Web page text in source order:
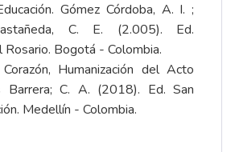
Gómez Córdoba, A. I. ;
C. E. (2.005). Ed.
Rosario. Bogotá - Colombia.
Humanización del Acto
Barrera; C. A. (2018). Ed. San
Medellín - Colombia.